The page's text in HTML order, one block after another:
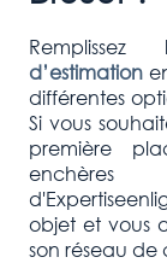
d’estimation
différentes
Si vous
première
objet et vous
son réseau de